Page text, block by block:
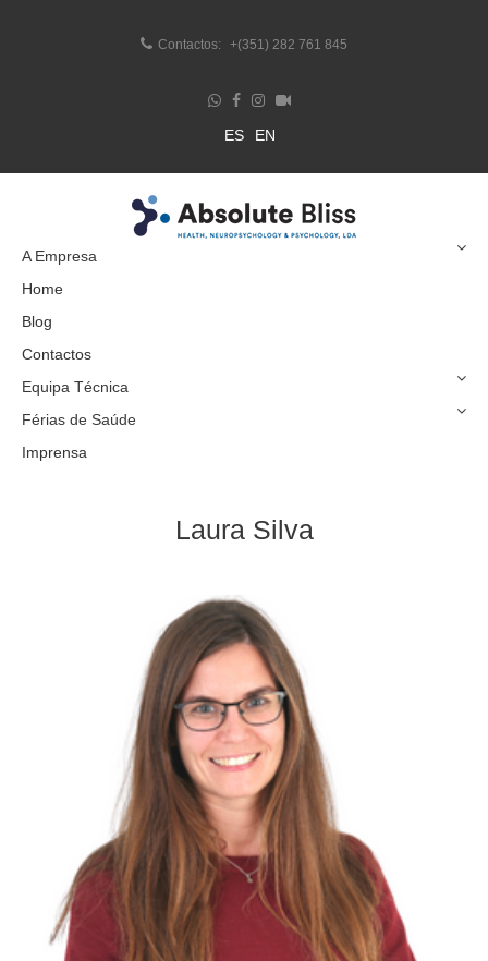
Contactos: +(351) 282 761 845
ES EN
A Empresa
Home
Blog
Contactos
Equipa Técnica
Férias de Saúde
Imprensa
Laura Silva